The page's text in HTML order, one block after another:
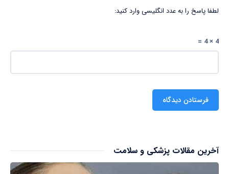
لطفا پاسخ را به عدد انگلیسی وارد کنید:
4 × 4 =
آخرین مقالات پزشکی و سلامت